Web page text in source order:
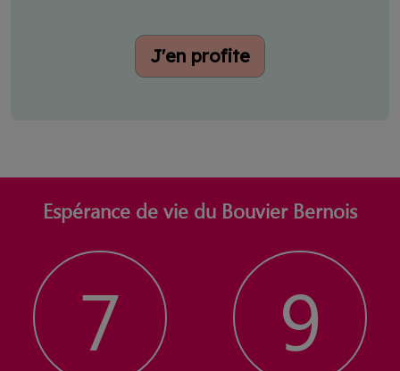
J'en profite
Espérance de vie du Bouvier Bernois
7 9